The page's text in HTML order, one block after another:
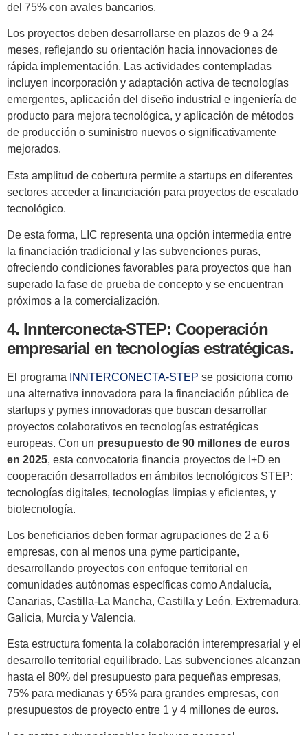
del 75% con avales bancarios.
Los proyectos deben desarrollarse en plazos de 9 a 24
meses, reflejando su orientación hacia innovaciones de
rápida implementación. Las actividades contempladas
incluyen incorporación y adaptación activa de tecnologías
emergentes, aplicación del diseño industrial e ingeniería de
producto para mejora tecnológica, y aplicación de métodos
de producción o suministro nuevos o significativamente
mejorados.
Esta amplitud de cobertura permite a startups en diferentes
sectores acceder a financiación para proyectos de escalado
tecnológico.
De esta forma, LIC representa una opción intermedia entre
la financiación tradicional y las subvenciones puras,
ofreciendo condiciones favorables para proyectos que han
superado la fase de prueba de concepto y se encuentran
próximos a la comercialización.
4. Innterconecta-STEP: Cooperación
empresarial en tecnologías estratégicas.
El programa INNTERCONECTA-STEP se posiciona como
una alternativa innovadora para la financiación pública de
startups y pymes innovadoras que buscan desarrollar
proyectos colaborativos en tecnologías estratégicas
europeas. Con un presupuesto de 90 millones de euros
en 2025, esta convocatoria financia proyectos de I+D en
cooperación desarrollados en ámbitos tecnológicos STEP:
tecnologías digitales, tecnologías limpias y eficientes, y
biotecnología.
Los beneficiarios deben formar agrupaciones de 2 a 6
empresas, con al menos una pyme participante,
desarrollando proyectos con enfoque territorial en
comunidades autónomas específicas como Andalucía,
Canarias, Castilla-La Mancha, Castilla y León, Extremadura,
Galicia, Murcia y Valencia.
Esta estructura fomenta la colaboración interempresarial y el
desarrollo territorial equilibrado. Las subvenciones alcanzan
hasta el 80% del presupuesto para pequeñas empresas,
75% para medianas y 65% para grandes empresas, con
presupuestos de proyecto entre 1 y 4 millones de euros.